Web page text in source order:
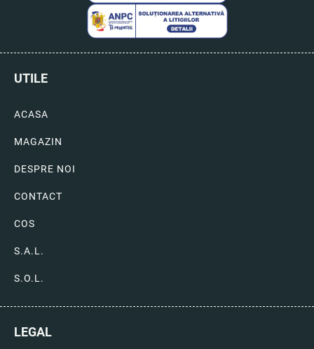
UTILE
ACASA
MAGAZIN
DESPRE NOI
CONTACT
COS
S.A.L.
S.O.L.
LEGAL